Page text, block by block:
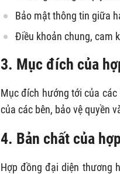
Bảo mật thông tin giữa
Điều khoản chung, cam
3. Mục đích của
Mục đích hướng tới của
của các bên, bảo vệ quyền
4. Bản chất của
Hợp đồng đại diện thương